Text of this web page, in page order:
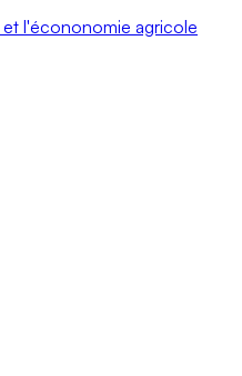
l'écononomie agricole